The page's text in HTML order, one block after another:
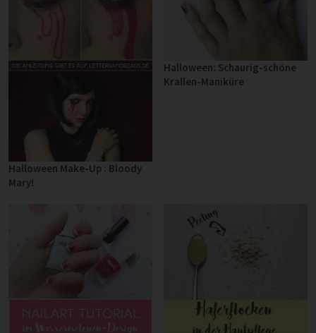
Halloween Make-Up : Bloody
Mary!
Halloween: Schaurig-schöne
Krallen-Maniküre